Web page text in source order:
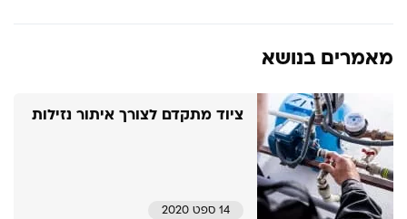
מאמרים בנושא
ציוד מתקדם לצורך איתור נזילות
14 ספט 2020